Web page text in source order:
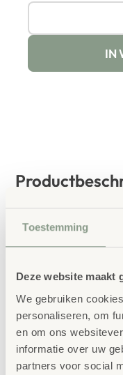
Toestemming
Deze website maakt
We gebruiken
personaliseren, om
en om ons
informatie over uw
partners voor social
IN
Het Speelpodium
beweging en
hoogteverschillen
Kinderen kunnen
het gebruiken als
helling is stevig,
antisliplaag. De
tegen dagelijks